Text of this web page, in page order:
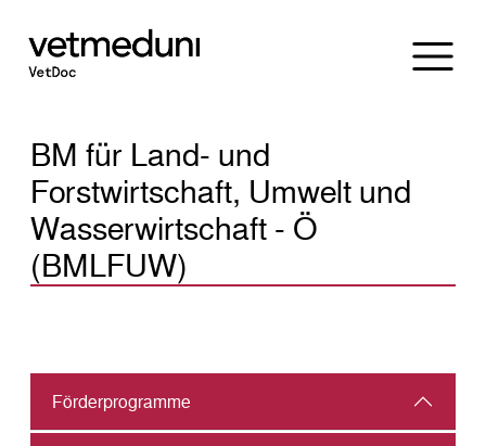
BM für Land- und
Forstwirtschaft, Umwelt und
Wasserwirtschaft - Ö
(BMLFUW)
Förder­programme